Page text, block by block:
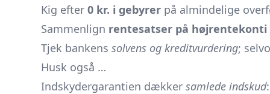
Kig efter 0 kr. i gebyrer på almindelige
Sammenlign rentesatser på højrentekonti
Tjek bankens solvens og kreditvurdering;
Husk også …
Indskydergarantien dækker samlede indskud